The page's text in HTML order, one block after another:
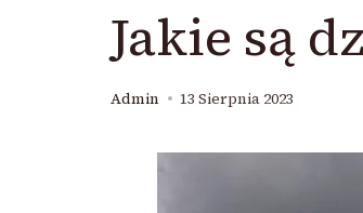
Jakie są
Admin 13 Sierpnia 2023